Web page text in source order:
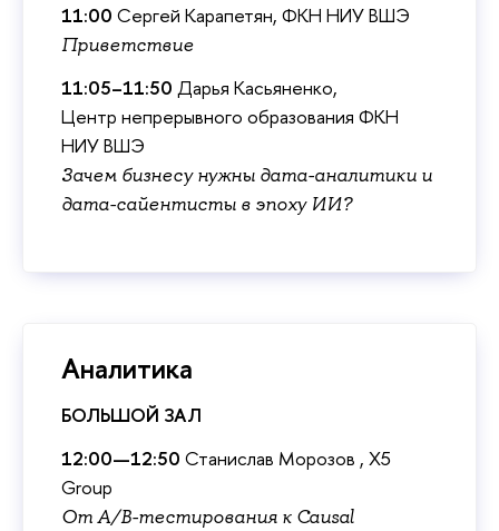
11:00 Сергей Карапетян, ФКН НИУ ВШЭ
Приветствие
11:05–11:50 Дарья Касьяненко,
Центр непрерывного образования ФКН
НИУ ВШЭ
Зачем бизнесу нужны дата-аналитики и
дата-сайентисты в эпоху ИИ?
Аналитика
БОЛЬШОЙ ЗАЛ
12:00—12:50 Станислав Морозов , X5
Group
От A/B-тестирования к Causal